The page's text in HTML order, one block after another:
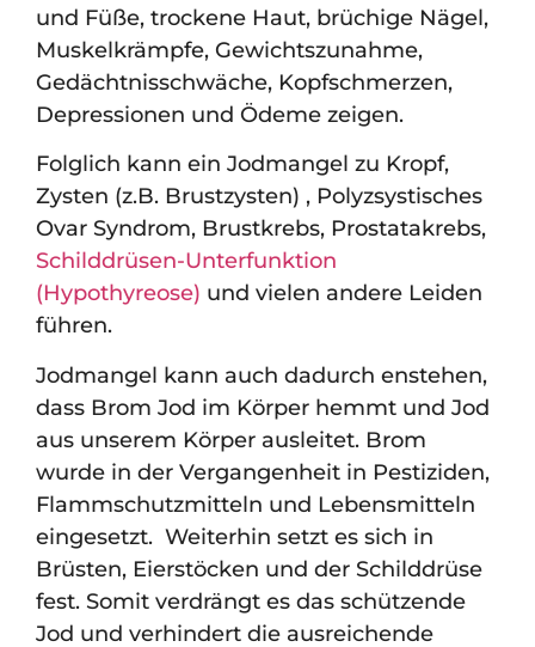
und Füße, trockene Haut, brüchige Nägel,
Muskelkrämpfe, Gewichtszunahme,
Gedächtnisschwäche, Kopfschmerzen,
Depressionen und Ödeme zeigen.
Folglich kann ein Jodmangel zu Kropf,
Zysten (z.B. Brustzysten) , Polyzsystisches
Ovar Syndrom, Brustkrebs, Prostatakrebs,
Schilddrüsen-Unterfunktion
(Hypothyreose) und vielen andere Leiden
führen.
Jodmangel kann auch dadurch enstehen,
dass Brom Jod im Körper hemmt und Jod
aus unserem Körper ausleitet. Brom
wurde in der Vergangenheit in Pestiziden,
Flammschutzmitteln und Lebensmitteln
eingesetzt. Weiterhin setzt es sich in
Brüsten, Eierstöcken und der Schilddrüse
fest. Somit verdrängt es das schützende
Jod und verhindert die ausreichende